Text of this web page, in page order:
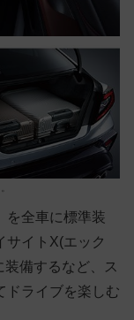
を全車に標準装
サイトX(エック
備するなど、ス
ドライブを楽しむ